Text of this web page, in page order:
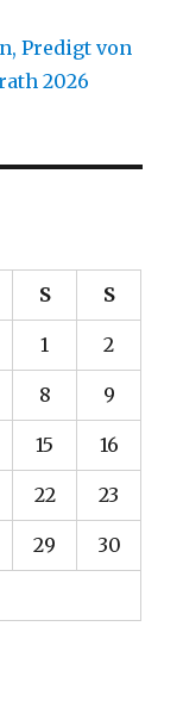
Predigt von
2026
S S
1 2
8 9
15 16
22 23
29 30